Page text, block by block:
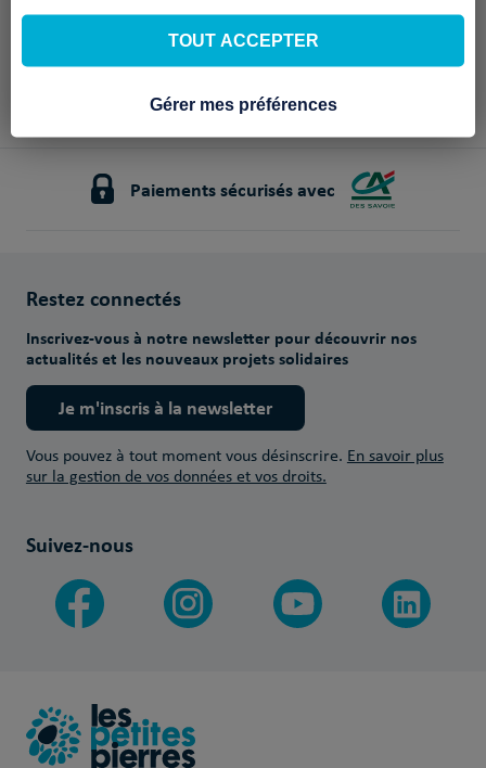
Paiements sécurisés avec
Restez connectés
Inscrivez-vous à notre newsletter pour découvrir nos
actualités et les nouveaux projets solidaires
Je m'inscris à la newsletter
Vous pouvez à tout moment vous désinscrire. En savoir plus
sur la gestion de vos données et vos droits.
Suivez-nous
TOUT ACCEPTER
Gérer mes préférences